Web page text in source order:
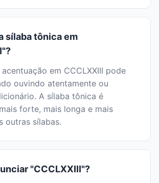
sílaba tônica em
em CCCLXXIII pode
ouvindo atentamente ou
A sílaba tônica é
forte, mais longa e mais
outras sílabas.
"CCCLXXIII"?